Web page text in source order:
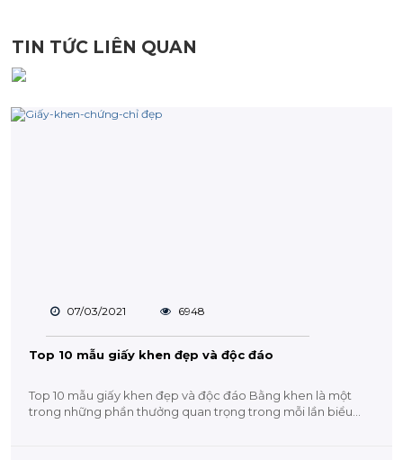
TIN TỨC LIÊN QUAN
07/03/2021 6948
Top 10 mẫu giấy khen đẹp và độc đáo
Top 10 mẫu giấy khen đẹp và độc đáo Bằng khen là một
trong những phần thưởng quan trọng trong mỗi lần biểu